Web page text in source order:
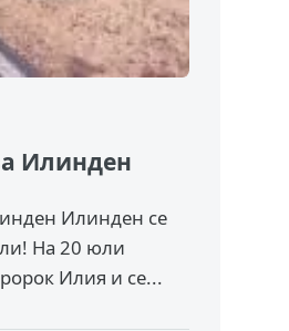
Илинден
Илинден се
На 20 юли
Илия и се...